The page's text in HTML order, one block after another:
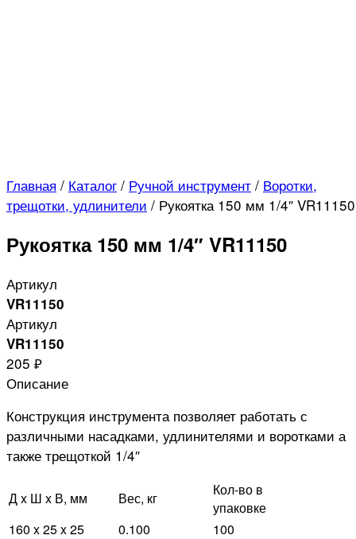
Главная / Каталог / Ручной инструмент / Воротки,
трещотки, удлинители / Рукоятка 150 мм 1/4″ VR11150
Рукоятка 150 мм 1/4″ VR11150
Артикул
VR11150
Артикул
VR11150
205 ₽
Описание
Конструкция инструмента позволяет работать с
различными насадками, удлинителями и воротками а
также трещоткой 1/4″
Д x Ш x В, мм Вес, кг
Кол-во в
упаковке
160 x 25 x 25
0.100 100